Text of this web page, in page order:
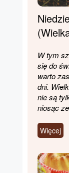
W tym
się do
warto
dni.
nie są
niosąc
Więcej